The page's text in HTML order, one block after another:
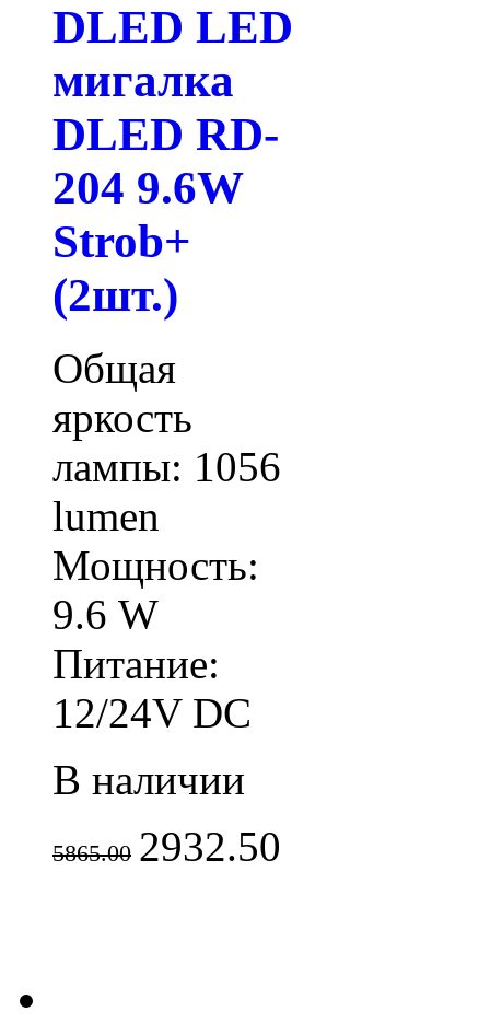
DLED LED
мигалка
DLED RD-
204 9.6W
Strob+
(2шт.)
Общая
яркость
лампы: 1056
lumen
Мощность:
9.6 W
Питание:
12/24V DC
В наличии
5865.00 2932.50